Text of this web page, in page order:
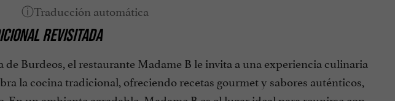
REVISITADA
Burdeos, el restaurante Madame B le invita a una experiencia culinaria
la cocina tradicional, ofreciendo recetas gourmet y sabores auténticos,